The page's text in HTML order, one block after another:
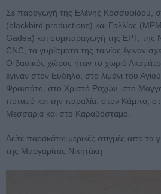
Σε παραγωγή της Ελένης Κοσσυφίδου,
(blackbird productions) και Γαλλίας
Gadea) και συμπαραγωγή της ΕΡΤ, της
CNC, τα γυρίσματα της ταινίας έγιναν
Ο βασικός χώρος ήταν το χωριό
έγιναν στον Εύδηλο, στο λιμάνι του
Φραντάτο, στο Χριστό Ραχών, στο
ποταμό και την παραλία, στον Κάμπο,
Μεσσαριά και στο Καραβόσταμο.
Δείτε παρακάτω μερικές στιγμές από τα
της Μαργαρίτας Νικητάκη